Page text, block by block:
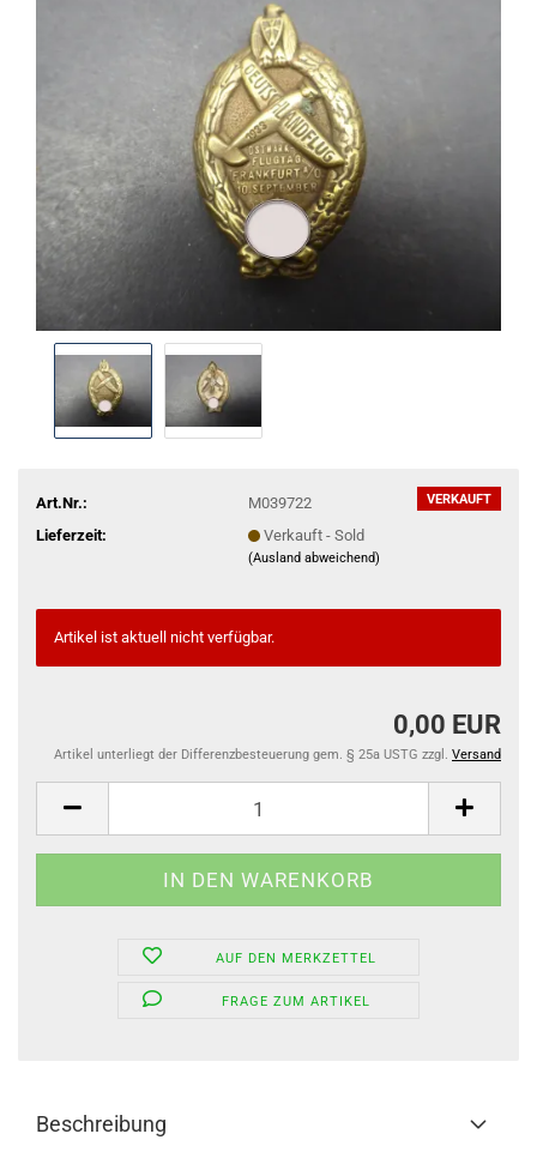
VERKAUFT
Art.Nr.:
M039722
Lieferzeit:
Verkauft - Sold
(Ausland abweichend)
Artikel ist aktuell nicht verfügbar.
0,00 EUR
Artikel unterliegt der Differenzbesteuerung gem. § 25a USTG zzgl. Versand
AUF DEN MERKZETTEL
FRAGE ZUM ARTIKEL
Beschreibung